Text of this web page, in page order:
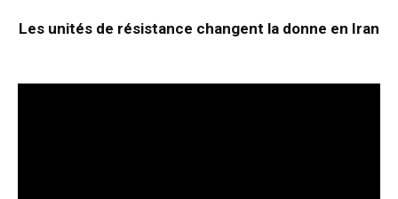
Les unités de résistance changent la donne en Iran